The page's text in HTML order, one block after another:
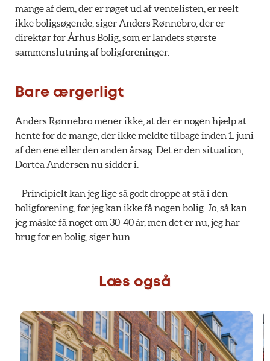
mange af dem, der er røget ud af ventelisten, er reelt
ikke boligsøgende, siger Anders Rønnebro, der er
direktør for Århus Bolig, som er landets største
sammenslutning af boligforeninger.
Bare ærgerligt
Anders Rønnebro mener ikke, at der er nogen hjælp at
hente for de mange, der ikke meldte tilbage inden 1. juni
af den ene eller den anden årsag. Det er den situation,
Dortea Andersen nu sidder i.
– Principielt kan jeg lige så godt droppe at stå i den
boligforening, for jeg kan ikke få nogen bolig. Jo, så kan
jeg måske få noget om 30-40 år, men det er nu, jeg har
brug for en bolig, siger hun.
Læs også